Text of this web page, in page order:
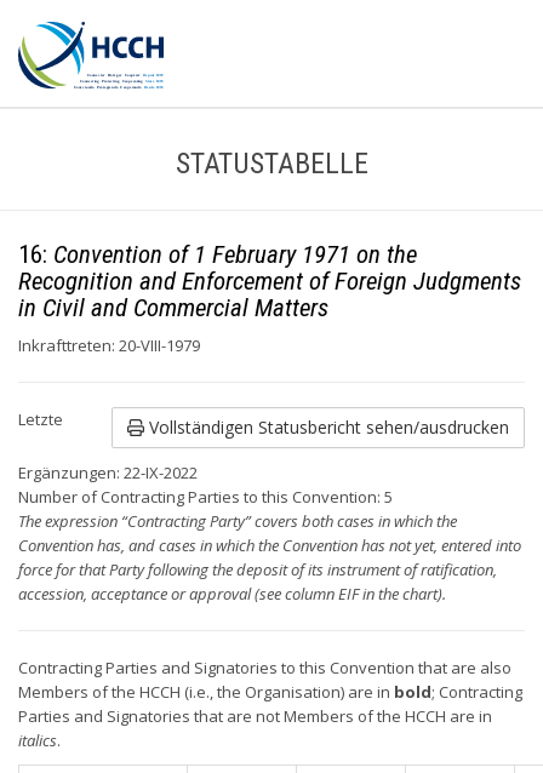
STATUSTABELLE
16: Convention of 1 February 1971 on the
Recognition and Enforcement of Foreign Judgments
in Civil and Commercial Matters
Inkrafttreten: 20-VIII-1979
Vollständigen Statusbericht sehen/ausdrucken
Letzte
Ergänzungen: 22-IX-2022
Number of Contracting Parties to this Convention: 5
The expression “Contracting Party” covers both cases in which the
Convention has, and cases in which the Convention has not yet, entered into
force for that Party following the deposit of its instrument of ratification,
accession, acceptance or approval (see column EIF in the chart).
Contracting Parties and Signatories to this Convention that are also
Members of the HCCH (i.e., the Organisation) are in bold; Contracting
Parties and Signatories that are not Members of the HCCH are in
italics.